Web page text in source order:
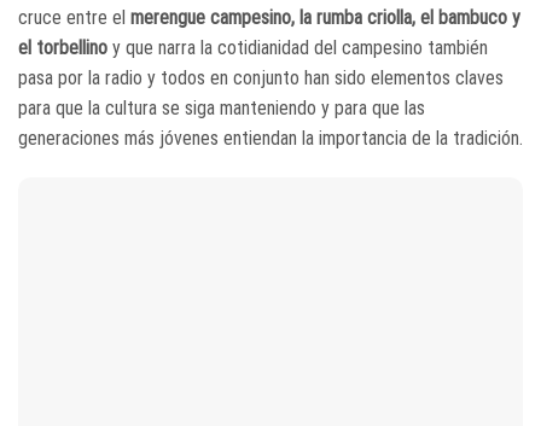
cruce entre el merengue campesino, la rumba criolla, el bambuco y
el torbellino y que narra la cotidianidad del campesino también
pasa por la radio y todos en conjunto han sido elementos claves
para que la cultura se siga manteniendo y para que las
generaciones más jóvenes entiendan la importancia de la tradición.